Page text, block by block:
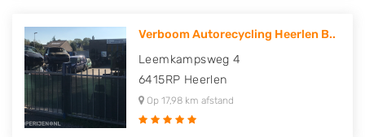
Verboom Autorecycling Heerlen B..
Leemkampsweg 4
6415RP Heerlen
Op 17,98 km afstand